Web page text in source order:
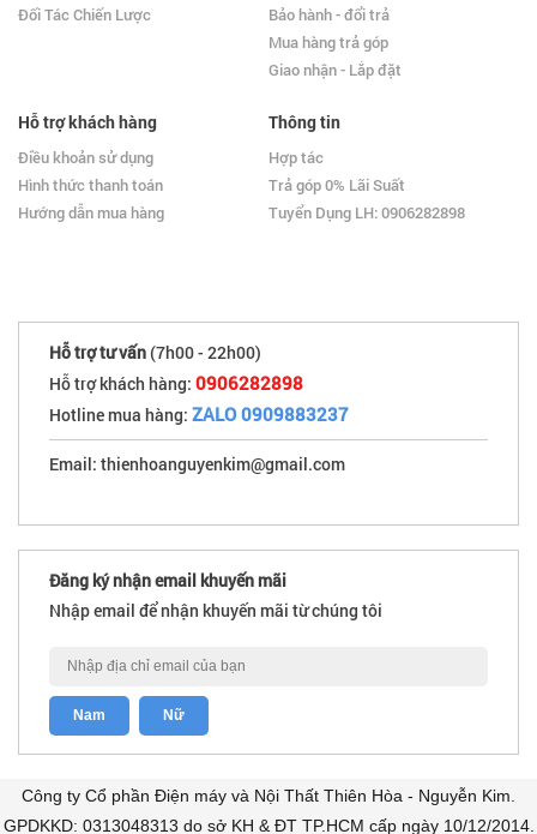
Đối Tác Chiến Lược
Bảo hành - đổi trả
Mua hàng trả góp
Giao nhận - Lắp đặt
Hỗ trợ khách hàng
Điều khoản sử dụng
Hình thức thanh toán
Hướng dẫn mua hàng
Thông tin
Hợp tác
Trả góp 0% Lãi Suất
Tuyển Dụng LH: 0906282898
Hỗ trợ tư vấn (7h00 - 22h00)
Hỗ trợ khách hàng: 0906282898
Hotline mua hàng: ZALO 0909883237
Email: thienhoanguyenkim@gmail.com
Đăng ký nhận email khuyến mãi
Nhập email để nhận khuyến mãi từ chúng tôi
Công ty Cổ phần Điện máy và Nội Thất Thiên Hòa - Nguyễn Kim.
GPDKKD: 0313048313 do sở KH & ĐT TP.HCM cấp ngày 10/12/2014.